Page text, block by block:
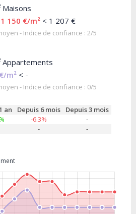
Maisons
1 150 €/m² < 1 207 €
- Indice de confiance : 2/5
Appartements
m² < -
- Indice de confiance : 0/5
an Depuis 6 mois
Depuis 3 mois
-6.3%
-
- -